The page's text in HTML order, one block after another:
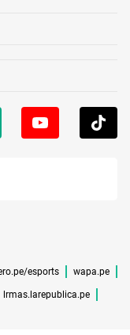
esports wapa.pe
lrmas.larepublica.pe